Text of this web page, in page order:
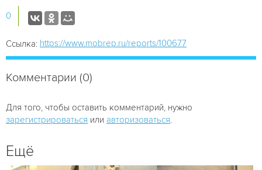
0
Ссылка: https://www.mobrep.ru/reports/100677
Комментарии (0)
Для того, чтобы оставить комментарий, нужно
зарегистрироваться или авторизоваться
Ещё